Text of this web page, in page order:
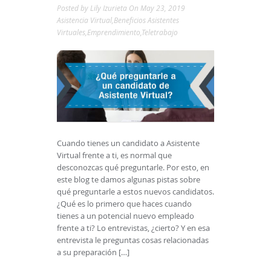
Posted by Lily Izurieta On May 23, 2019
Asistencia Virtual Beneficios Asistentes
Virtuales Emprendimiento Teletrabajo
Cuando tienes un candidato a Asistente
Virtual frente a ti, es normal que
desconozcas qué preguntarle. Por esto, en
este blog te damos algunas pistas sobre
qué preguntarle a estos nuevos candidatos.
¿Qué es lo primero que haces cuando
tienes a un potencial nuevo empleado
frente a ti? Lo entrevistas, ¿cierto? Y en esa
entrevista le preguntas cosas relacionadas
a su preparación […]